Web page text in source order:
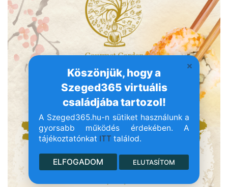
Köszönjük, hogy a
Szeged365 virtuális
családjába tartozol!
A Szeged365.hu-n sütiket használunk a
gyorsabb működés érdekében. A
tájékoztatónkat ITT találod.
ELFOGADOM ELUTASÍTOM